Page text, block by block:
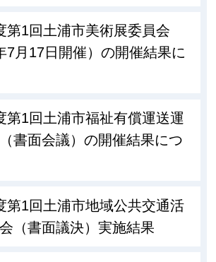
第1回土浦市美術展委員会
7月17日開催）の開催結果に
第1回土浦市福祉有償運送運
書面会議）の開催結果につ
第1回土浦市地域公共交通活
（書面議決）実施結果